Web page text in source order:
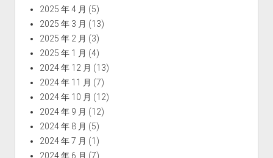
2025 年 4 月 (5)
2025 年 3 月 (13)
2025 年 2 月 (3)
2025 年 1 月 (4)
2024 年 12 月 (13)
2024 年 11 月 (7)
2024 年 10 月 (12)
2024 年 9 月 (12)
2024 年 8 月 (5)
2024 年 7 月 (1)
2024 年 6 月 (7)